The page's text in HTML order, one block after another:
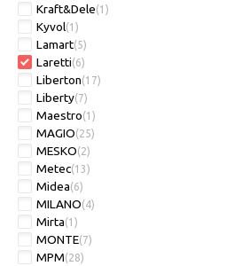
Kraft&Dele(1)
Kyvol(1)
Lamart(5)
Laretti(6)
Liberton(17)
Liberty(7)
Maestro(1)
MAGIO(25)
MESKO(2)
Metec(13)
Midea(6)
MILANO(4)
Mirta(1)
MONTE(7)
MPM(28)